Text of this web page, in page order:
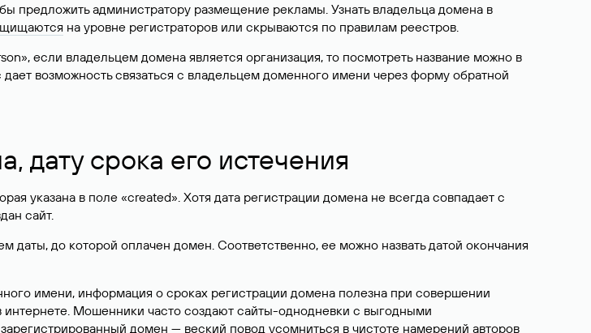
предложить администратору размещение рекламы. Узнать владельца домена в
на уровне регистраторов или скрываются по правилам реестров.
если владельцем домена является организация, то посмотреть название можно в
возможность связаться с владельцем доменного имени через форму обратной
дату срока его истечения
указана в поле «created». Хотя дата регистрации домена не всегда совпадает с
сайт.
до которой оплачен домен. Соответственно, ее можно назвать датой окончания
имени, информация о сроках регистрации домена полезна при совершении
Мошенники часто создают сайты-однодневки с выгодными
домен — веский повод усомниться в чистоте намерений авторов